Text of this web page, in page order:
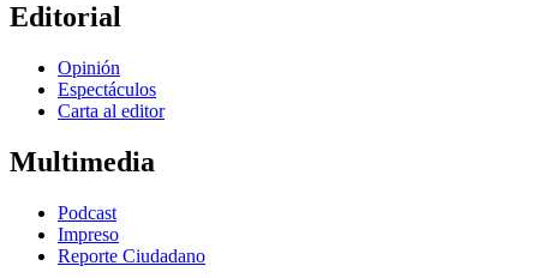
Editorial
Opinión
Espectáculos
Carta al editor
Multimedia
Podcast
Impreso
Reporte Ciudadano